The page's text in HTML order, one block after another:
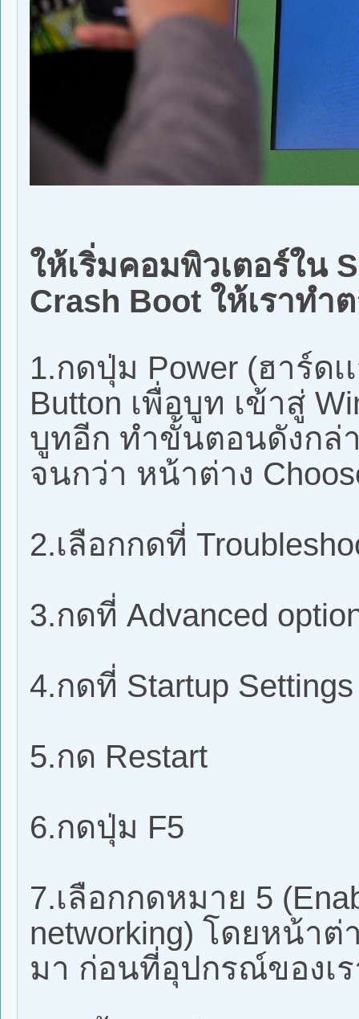
ให้เริ่มคอมพิวเตอร์ใน
Crash Boot ให้เราทำ
1.กดปุ่ม Power (ฮาร์ดเ
Button เพื่อบูท เข้าสู่
บูทอีก ทำขั้นตอนดังกล่
จนกว่า หน้าต่าง
2.เลือกกดที่
3.กดที่ Advanced
4.กดที่ Startup Settings
5.กด Restart
6.กดปุ่ม F5
7.เลือกกดหมาย 5
networking) โดยหน้าต่
มา ก่อนที่อุปกรณ์ของเร